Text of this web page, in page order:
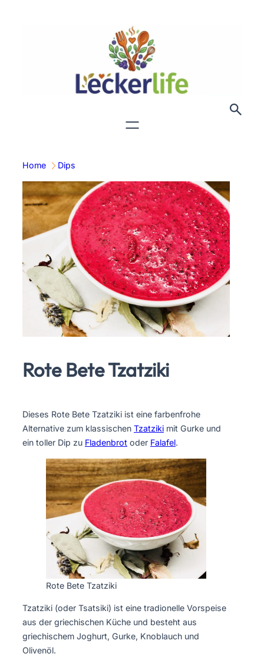
Home Dips
Rote Bete Tzatziki
Dieses Rote Bete Tzatziki ist eine farbenfrohe
Alternative zum klassischen Tzatziki mit Gurke und
ein toller Dip zu Fladenbrot oder Falafel.
Rote Bete Tzatziki
Tzatziki (oder Tsatsiki) ist eine tradionelle Vorspeise
aus der griechischen Küche und besteht aus
griechischem Joghurt, Gurke, Knoblauch und
Olivenöl.